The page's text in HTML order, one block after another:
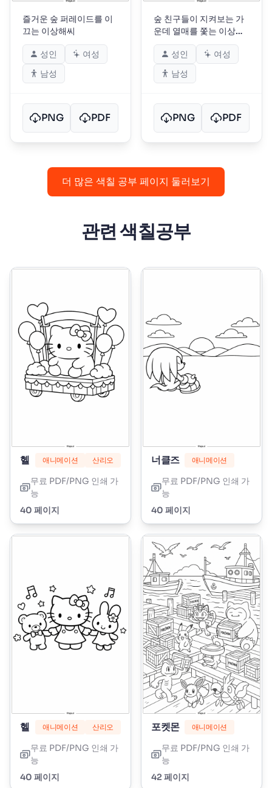
즐거운 숲 퍼레이드를 이
끄는 이상해씨
성인
여성
남성
PNG PDF
숲 친구들이 지켜보는 가
운데 열매를 쫓는 이상해
씨
성인
여성
남성
PNG PDF
더 많은 색칠 공부 페이지 둘러보기
관련 색칠공부
애니메이션 산리오
무료 PDF/PNG 인쇄 가
능
40 페이지
너클즈 애니메이션
무료 PDF/PNG 인쇄 가
능
40 페이지
애니메이션 산리오
무료 PDF/PNG 인쇄 가
능
40 페이지
포켓몬 애니메이션
무료 PDF/PNG 인쇄 가
능
42 페이지